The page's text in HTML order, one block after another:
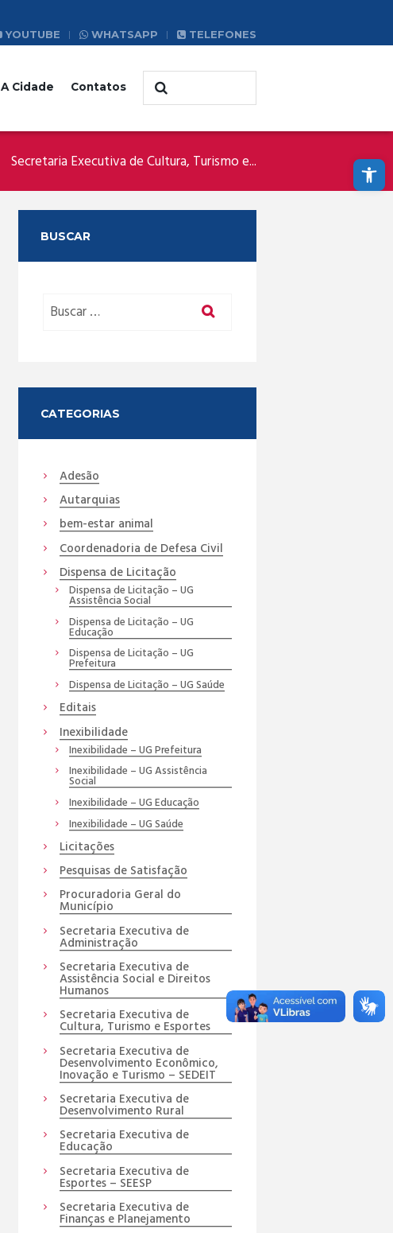
Abrir a barra de ferramentas
YOUTUBE WHATSAPP TELEFONES
A Cidade Contatos
Secretaria Executiva de Cultura, Turismo e...
BUSCAR
CATEGORIAS
Adesão
Autarquias
bem-estar animal
Coordenadoria de Defesa Civil
Dispensa de Licitação
Dispensa de Licitação – UG
Assistência Social
Dispensa de Licitação – UG
Educação
Dispensa de Licitação – UG
Prefeitura
Dispensa de Licitação – UG Saúde
Editais
Inexibilidade
Inexibilidade – UG Prefeitura
Inexibilidade – UG Assistência
Social
Inexibilidade – UG Educação
Inexibilidade – UG Saúde
Licitações
Pesquisas de Satisfação
Procuradoria Geral do
Município
Secretaria Executiva de
Administração
Secretaria Executiva de
Assistência Social e Direitos
Humanos
Secretaria Executiva de
Cultura, Turismo e Esportes
Secretaria Executiva de
Desenvolvimento Econômico,
Inovação e Turismo – SEDEIT
Secretaria Executiva de
Desenvolvimento Rural
Secretaria Executiva de
Educação
Secretaria Executiva de
Esportes – SEESP
Secretaria Executiva de
Finanças e Planejamento